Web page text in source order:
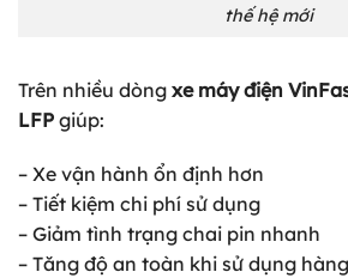
thế hệ mới
Trên nhiều dòng xe máy điện
LFP giúp:
– Xe vận hành ổn định hơn
– Tiết kiệm chi phí sử dụng
– Giảm tình trạng chai pin nhanh
– Tăng độ an toàn khi sử dụng